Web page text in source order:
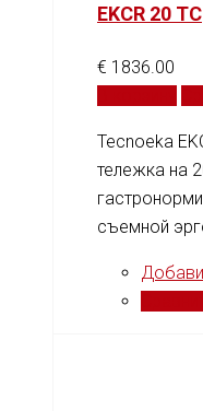
EKCR 20 TC
€ 1836.00
Tecnoeka
тележка на
съемной